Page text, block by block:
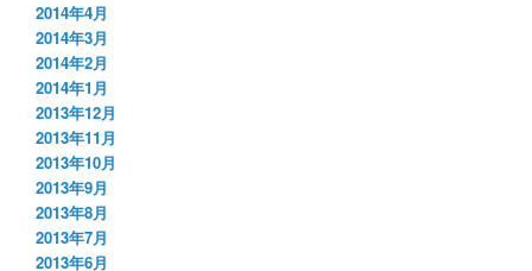
2014年4月
2014年3月
2014年2月
2014年1月
2013年12月
2013年11月
2013年10月
2013年9月
2013年8月
2013年7月
2013年6月